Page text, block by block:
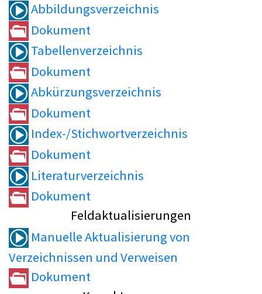
Abbildungsverzeichnis
Dokument
Tabellenverzeichnis
Dokument
Abkürzungsverzeichnis
Dokument
Index-/Stichwortverzeichnis
Dokument
Literaturverzeichnis
Dokument
Feldaktualisierungen
Manuelle Aktualisierung von
Verzeichnissen und Verweisen
Dokument